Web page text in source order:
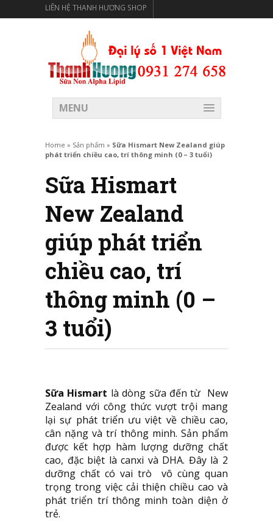
LIÊN HỆ THANH HƯƠNG SHOP
CHO SỨC KHỎE
MENU
Home » Sản phẩm » Sữa Hismart New Zealand giúp
phát triển chiều cao, trí thông minh (0 – 3 tuổi)
Sữa Hismart
New Zealand
giúp phát triển
chiều cao, trí
thông minh (0 –
3 tuổi)
Sữa Hismart là dòng sữa đến từ New
Zealand với công thức vượt trội mang
lại sự phát triển ưu việt về chiều cao,
cân nặng và trí thông minh. Sản phẩm
được kết hợp hàm lượng dưỡng chất
cao, đặc biệt là canxi và DHA. Đây là 2
dưỡng chất có vai trò vô cùng quan
trọng trong việc cải thiện chiều cao và
phát triển trí thông minh toàn diện ở
trẻ.